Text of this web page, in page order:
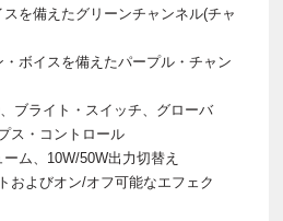
スを備えたグリーンチャンネル(チャ
・ボイスを備えたパープル・チャン
ブライト・スイッチ、グローバ
ス・コントロール
ム、10W/50W出力切替え
およびオン/オフ可能なエフェク